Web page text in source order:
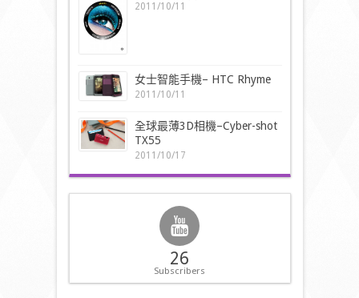
2011/10/11
女士智能手機– HTC Rhyme
2011/10/11
全球最薄3D相機–Cyber-shot
TX55
2011/10/17
26
Subscribers